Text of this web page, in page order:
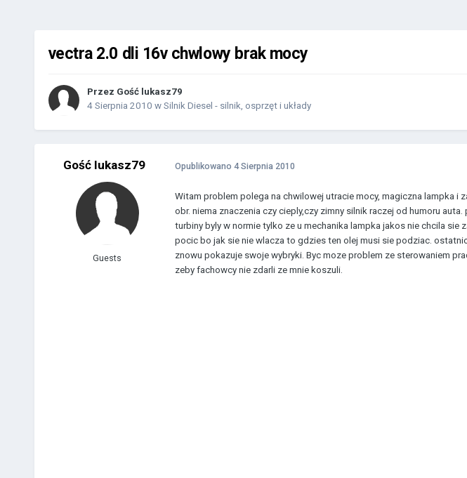
vectra 2.0 dli 16v chwlowy brak mocy
Przez Gość lukasz79
4 Sierpnia 2010 w Silnik Diesel - silnik, osprzęt i układy
Gość lukasz79
Guests
Opublikowano 4 Sierpnia 2010
Witam problem polega na chwilowej utracie mocy, magiczna lampka
obr. niema znaczenia czy cieply,czy zimny silnik raczej od humoru
turbiny byly w normie tylko ze u mechanika lampka jakos nie chcila
pocic bo jak sie nie wlacza to gdzies ten olej musi sie podziac.
znowu pokazuje swoje wybryki. Byc moze problem ze sterowaniem
zeby fachowcy nie zdarli ze mnie koszuli.